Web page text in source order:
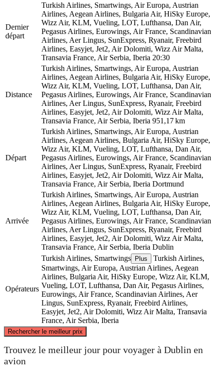
Dernier
départ
Turkish Airlines, Smartwings, Air Europa, Austrian
Airlines, Aegean Airlines, Bulgaria Air, HiSky Europe,
Wizz Air, KLM, Vueling, LOT, Lufthansa, Dan Air,
Pegasus Airlines, Eurowings, Air France, Scandinavian
Airlines, Aer Lingus, SunExpress, Ryanair, Freebird
Airlines, Easyjet, Jet2, Air Dolomiti, Wizz Air Malta,
Transavia France, Air Serbia, Iberia 20:30
Distance
Turkish Airlines, Smartwings, Air Europa, Austrian
Airlines, Aegean Airlines, Bulgaria Air, HiSky Europe,
Wizz Air, KLM, Vueling, LOT, Lufthansa, Dan Air,
Pegasus Airlines, Eurowings, Air France, Scandinavian
Airlines, Aer Lingus, SunExpress, Ryanair, Freebird
Airlines, Easyjet, Jet2, Air Dolomiti, Wizz Air Malta,
Transavia France, Air Serbia, Iberia 951,17 km
Départ
Turkish Airlines, Smartwings, Air Europa, Austrian
Airlines, Aegean Airlines, Bulgaria Air, HiSky Europe,
Wizz Air, KLM, Vueling, LOT, Lufthansa, Dan Air,
Pegasus Airlines, Eurowings, Air France, Scandinavian
Airlines, Aer Lingus, SunExpress, Ryanair, Freebird
Airlines, Easyjet, Jet2, Air Dolomiti, Wizz Air Malta,
Transavia France, Air Serbia, Iberia Dortmund
Arrivée
Turkish Airlines, Smartwings, Air Europa, Austrian
Airlines, Aegean Airlines, Bulgaria Air, HiSky Europe,
Wizz Air, KLM, Vueling, LOT, Lufthansa, Dan Air,
Pegasus Airlines, Eurowings, Air France, Scandinavian
Airlines, Aer Lingus, SunExpress, Ryanair, Freebird
Airlines, Easyjet, Jet2, Air Dolomiti, Wizz Air Malta,
Transavia France, Air Serbia, Iberia Dublin
Opérateurs
Turkish Airlines, Smartwings Plus
Turkish Airlines,
Smartwings, Air Europa, Austrian Airlines, Aegean
Airlines, Bulgaria Air, HiSky Europe, Wizz Air, KLM,
Vueling, LOT, Lufthansa, Dan Air, Pegasus Airlines,
Eurowings, Air France, Scandinavian Airlines, Aer
Lingus, SunExpress, Ryanair, Freebird Airlines,
Easyjet, Jet2, Air Dolomiti, Wizz Air Malta, Transavia
France, Air Serbia, Iberia
Rechercher le meilleur prix
©CARTO
Trouvez le meilleur jour pour voyager à Dublin en
avion